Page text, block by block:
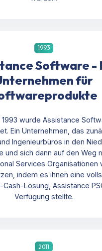
1993
Software -
für
1993 wurde Assistance
Ein Unternehmen, das
Ingenieurbüros in den
und sich dann auf den Weg
Services Organisationen
indem es ihnen eine
Lösung, Assistance
Verfügung stellte.
2011